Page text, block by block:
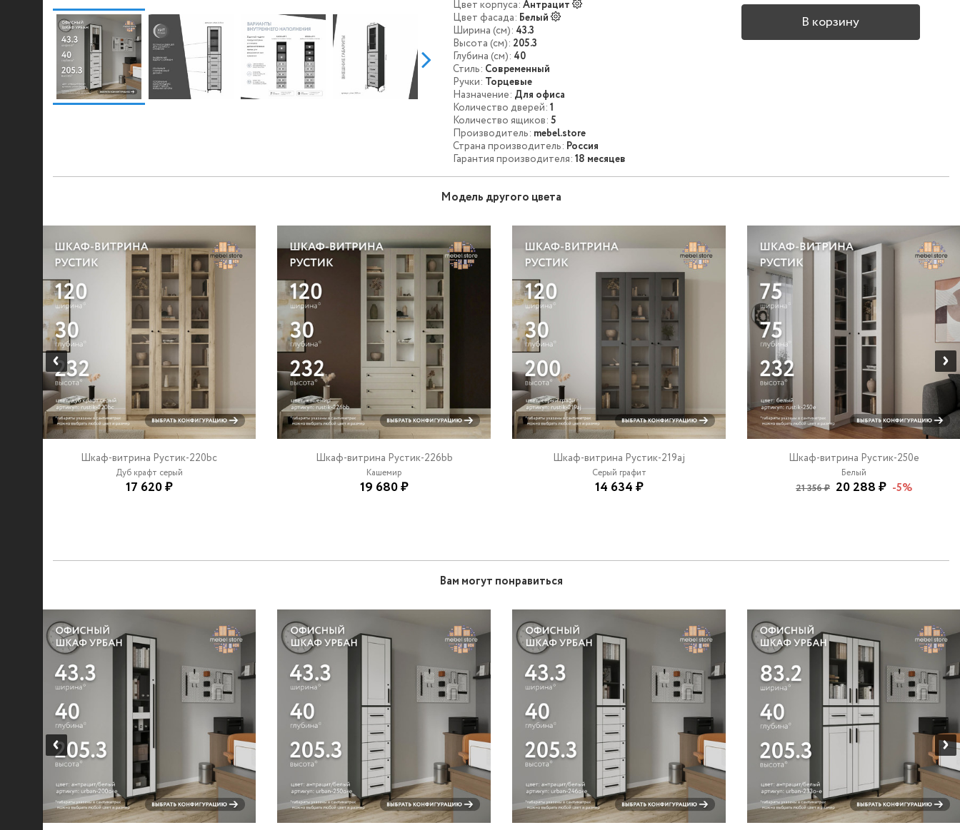
© 2021-2026 mebel.store
Цвет корпуса: Антрацит
Цвет фасада: Белый
Ширина (см): 43.3
Высота (см): 205.3
Глубина (см): 40
Стиль: Современный
Ручки: Торцевые
Назначение: Для офиса
Количество дверей: 1
Количество ящиков: 5
Производитель: mebel.store
Страна производитель: Россия
Гарантия производителя: 18 месяцев
В корзину
Модель другого цвета
Шкаф-витрина Рустик-220bc
Дуб крафт серый
17 620 ₽
Шкаф-витрина Рустик-226bb
Кашемир
19 680 ₽
Шкаф-витрина Рустик-219aj
Серый графит
14 634 ₽
Шкаф-витрина Рустик-250e
Белый
21 356 ₽ 20 288 ₽ -5%
Вам могут понравиться